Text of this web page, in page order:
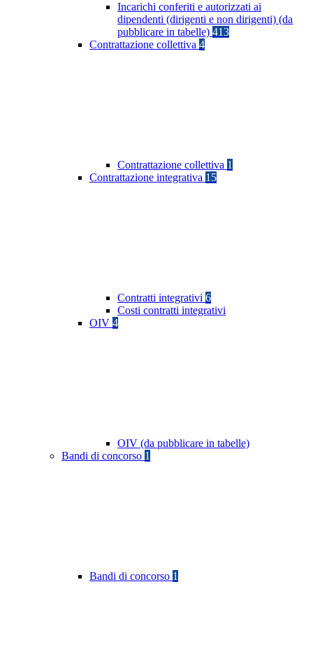
Incarichi conferiti e autorizzati ai
dipendenti (dirigenti e non dirigenti) (da
pubblicare in tabelle) 413
Contrattazione collettiva 4
Contrattazione collettiva 1
Contrattazione integrativa 15
Contratti integrativi 6
Costi contratti integrativi
OIV 4
OIV (da pubblicare in tabelle)
Bandi di concorso 1
Bandi di concorso 1